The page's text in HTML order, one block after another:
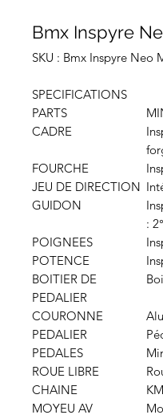
Bmx Inspyre
SKU : Bmx Inspyre Neo
SPECIFICATIONS
PARTS
CADRE
FOURCHE
JEU DE DIRECTION
GUIDON
: 2°
POIGNEES
POTENCE
BOITIER DE
PEDALIER
COURONNE
PEDALIER
PEDALES
ROUE LIBRE
CHAINE
MOYEU AV